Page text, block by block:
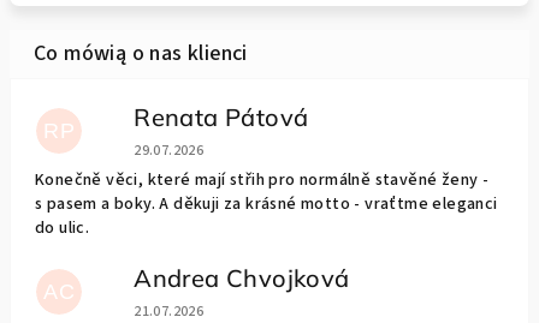
RP Renata Pátová
Ocena sklepu to 5 na 5 gwiazdek.
29.07.2026
Konečně věci, které mají střih pro normálně stavěné ženy -
s pasem a boky. A děkuji za krásné motto - vraťtme eleganci
do ulic.
AC Andrea Chvojková
Ocena sklepu to 5 na 5 gwiazdek.
21.07.2026